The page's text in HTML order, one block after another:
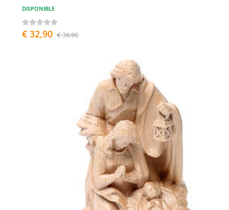
DISPONIBLE
€ 32,90 € 39,90